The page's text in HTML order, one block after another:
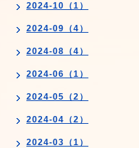
2024-10（1）
2024-09（4）
2024-08（4）
2024-06（1）
2024-05（2）
2024-04（2）
2024-03（1）